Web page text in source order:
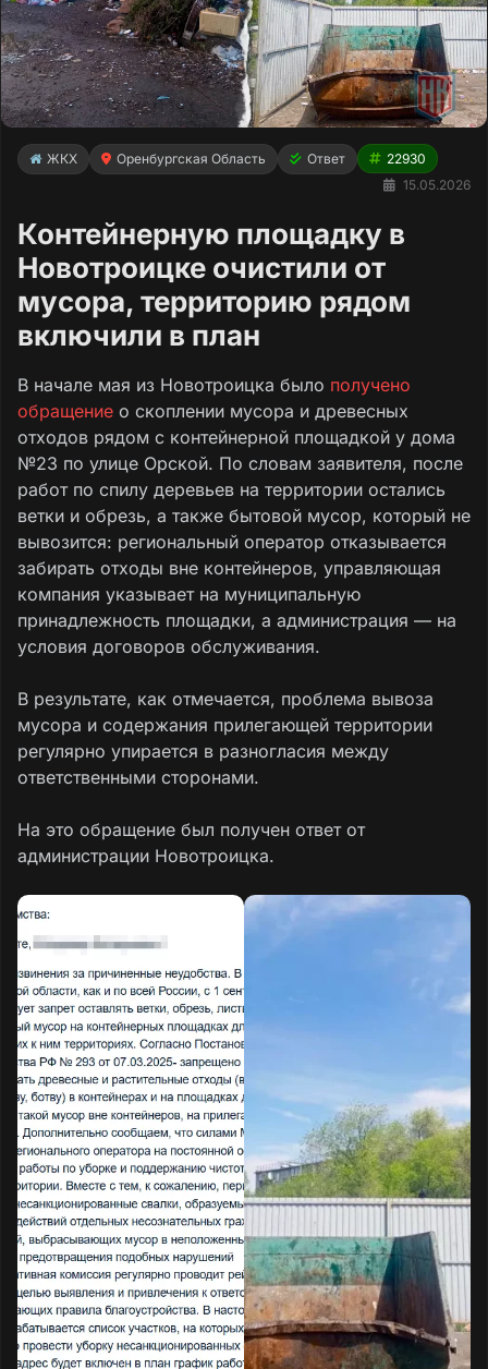
ЖКХ Оренбургская Область Ответ
22930
15.05.2026
Контейнерную площадку в
Новотроицке очистили от
мусора, территорию рядом
включили в план
В начале мая из Новотроицка было получено
обращение о скоплении мусора и древесных
отходов рядом с контейнерной площадкой у дома
№23 по улице Орской. По словам заявителя, после
работ по спилу деревьев на территории остались
ветки и обрезь, а также бытовой мусор, который не
вывозится: региональный оператор отказывается
забирать отходы вне контейнеров, управляющая
компания указывает на муниципальную
принадлежность площадки, а администрация — на
условия договоров обслуживания.
В результате, как отмечается, проблема вывоза
мусора и содержания прилегающей территории
регулярно упирается в разногласия между
ответственными сторонами.
На это обращение был получен ответ от
администрации Новотроицка.